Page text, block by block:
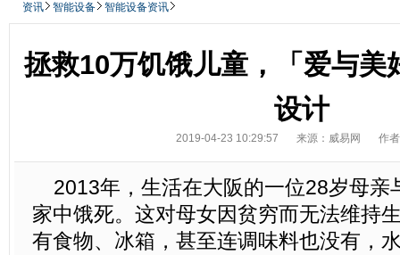
资讯 智能设备 智能设备资讯
拯救10万饥饿儿童，「爱与美
设计
2019-04-23 10:29:57 来源：威易网 作
2013年，生活在大阪的一位28岁母亲
家中饿死。这对母女因贫穷而无法维持
有食物、冰箱，甚至连调味料也没有，